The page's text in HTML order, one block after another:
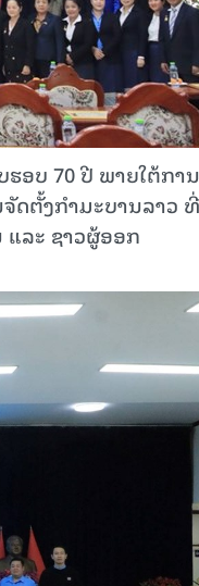
ຮອບ 70 ປີ ພາຍໃຕ້ການ
ດຕັ້ງກໍາມະບານລາວ ທີ່
ລະ ຊາວຜູ້ອອກ